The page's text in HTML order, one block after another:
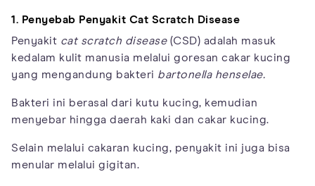
1. Penyebab Penyakit Cat Scratch Disease
Penyakit cat scratch disease(CSD) adalah masuk
kedalam kulit manusia melalui goresan cakar kucing
yang mengandung bakteri bartonella henselae.
Bakteri ini berasal dari kutu kucing, kemudian
menyebar hingga daerah kaki dan cakar kucing.
Selain melalui cakaran kucing, penyakit ini juga bisa
menular melalui gigitan.